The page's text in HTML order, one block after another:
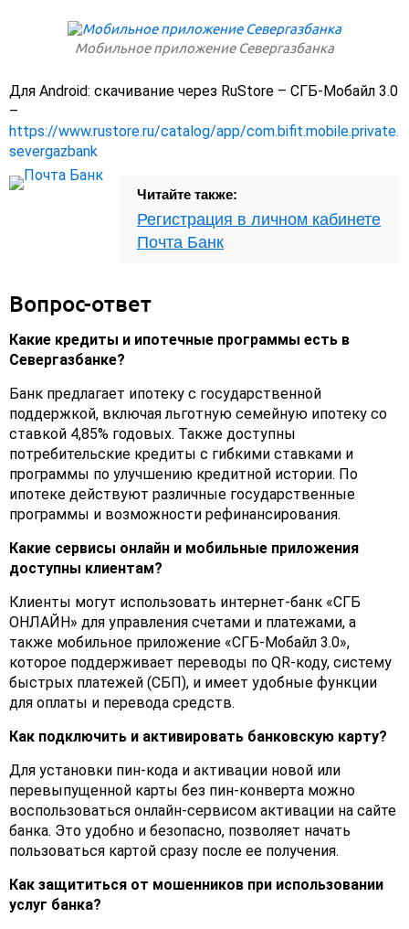
Мобильное приложение Севергазбанка
Для Android: скачивание через RuStore – СГБ-Мобайл 3.0
–
https://www.rustore.ru/catalog/app/com.bifit.mobile.private.
severgazbank
Читайте также:
Регистрация в личном кабинете
Почта Банк
Вопрос-ответ
Какие кредиты и ипотечные программы есть в
Севергазбанке?
Банк предлагает ипотеку с государственной
поддержкой, включая льготную семейную ипотеку со
ставкой 4,85% годовых. Также доступны
потребительские кредиты с гибкими ставками и
программы по улучшению кредитной истории. По
ипотеке действуют различные государственные
программы и возможности рефинансирования.
Какие сервисы онлайн и мобильные приложения
доступны клиентам?
Клиенты могут использовать интернет-банк «СГБ
ОНЛАЙН» для управления счетами и платежами, а
также мобильное приложение «СГБ-Мобайл 3.0»,
которое поддерживает переводы по QR-коду, систему
быстрых платежей (СБП), и имеет удобные функции
для оплаты и перевода средств.
Как подключить и активировать банковскую карту?
Для установки пин-кода и активации новой или
перевыпущенной карты без пин-конверта можно
воспользоваться онлайн-сервисом активации на сайте
банка. Это удобно и безопасно, позволяет начать
пользоваться картой сразу после ее получения.
Как защититься от мошенников при использовании
услуг банка?